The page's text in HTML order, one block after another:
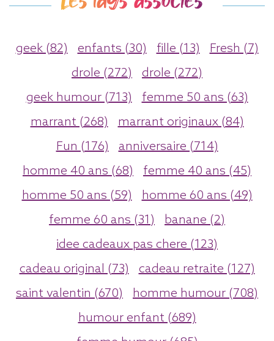
geek (82) enfants (30) fille (13)
Fresh (7)
drole (272)
drole (272)
geek humour (713)
femme 50 ans (63)
marrant (268)
marrant originaux (84)
Fun (176)
anniversaire (714)
homme 40 ans (68)
femme 40 ans (45)
homme 50 ans (59)
homme 60 ans (49)
femme 60 ans (31)
banane (2)
idee cadeaux pas chere (123)
cadeau original (73)
cadeau retraite (127)
saint valentin (670)
homme humour (708)
humour enfant (689)